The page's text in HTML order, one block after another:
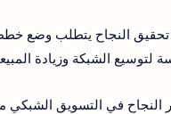
تحقيق النجاح يتطلب وضع
لتوسيع الشبكة وزيادة
النجاح في التسويق الشبكي